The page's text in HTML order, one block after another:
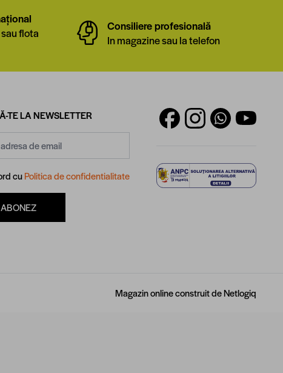
flota
Consiliere profesională
In magazine sau la telefon
TE LA NEWSLETTER
cuPolitica de confidentialitate
Magazin online construit deNetlogiq